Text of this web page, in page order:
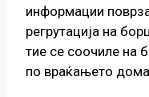
информации
регрутација на
тие се соочиле на
по враќањето